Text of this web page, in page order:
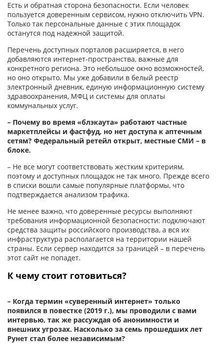
Есть и обратная сторона безопасности. Если человек
пользуется доверенным сервисом, нужно отключить VPN.
Только так персональные данные с этих площадок
останутся под надежной защитой.
Перечень доступных порталов расширяется, в него
добавляются интернет-пространства, важные для
конкретного региона. Это небольшое окно возможностей,
но оно открыто. Мы уже добавили в белый реестр
электронный дневник, единую информационную систему
здравоохранения, МФЦ и системы для оплаты
коммунальных услуг.
– Почему во время «блэкау­та» работают частные
маркетплейсы и фастфуд, но нет доступа к аптечным
сетям? Федеральный ретейл открыт, местные СМИ – в
блоке.
– Не все могут соответствовать жестким критериям,
поэтому и доступных площадок не так много. Прежде всего
в списки вошли самые популярные платформы, что
подтверждается анализом трафика.
Не менее важно, что доверенные ресурсы выполняют
требования информационной безо­пасности: подключают
средства защиты российского производства, а вся их
инфраструктура располагается на территории нашей
страны. Если сервер находится за границей – в перечень
этот сайт не попадет.
К чему стоит готовиться?
– Когда термин «суверенный интернет» только
появился в повестке (2019 г.), мы проводили с вами
интервью, так же рассуждая об анонимности и
внешних угрозах. Насколько за семь прошедших лет
Рунет стал более независимым?